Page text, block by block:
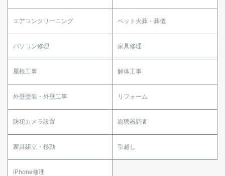
エアコンクリーニング ペット火葬・葬儀
パソコン修理 家具修理
屋根工事 解体工事
外壁塗装・外壁工事 リフォーム
防犯カメラ設置 盗聴器調査
家具組立・移動 引越し
iPhone修理